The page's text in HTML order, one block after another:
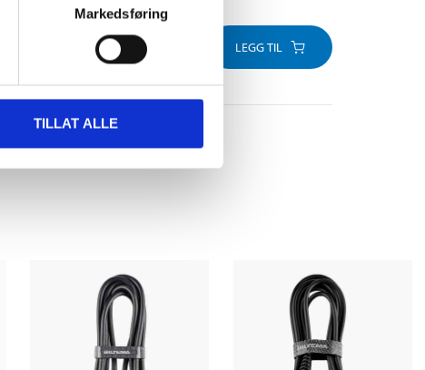
Markedsføring
TILLAT ALLE
LEGG TIL